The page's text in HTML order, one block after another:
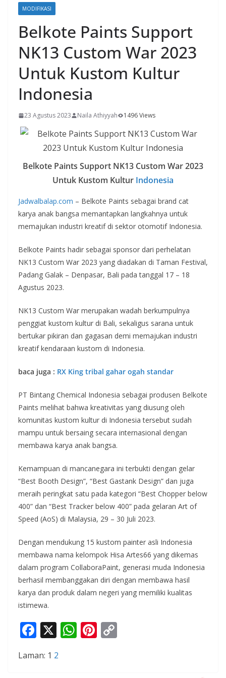
MODIFIKASI
Belkote Paints Support
NK13 Custom War 2023
Untuk Kustom Kultur
Indonesia
23 Agustus 2023 Naila Athiyyah 1496 Views
Belkote Paints Support NK13 Custom War 2023
Untuk Kustom Kultur Indonesia
Jadwalbalap.com – Belkote Paints sebagai brand cat
karya anak bangsa memantapkan langkahnya untuk
memajukan industri kreatif di sektor otomotif Indonesia.
Belkote Paints hadir sebagai sponsor dari perhelatan
NK13 Custom War 2023 yang diadakan di Taman Festival,
Padang Galak – Denpasar, Bali pada tanggal 17 – 18
Agustus 2023.
NK13 Custom War merupakan wadah berkumpulnya
penggiat kustom kultur di Bali, sekaligus sarana untuk
bertukar pikiran dan gagasan demi memajukan industri
kreatif kendaraan kustom di Indonesia.
baca juga : RX King tribal gahar ogah standar
PT Bintang Chemical Indonesia sebagai produsen Belkote
Paints melihat bahwa kreativitas yang diusung oleh
komunitas kustom kultur di Indonesia tersebut sudah
mampu untuk bersaing secara internasional dengan
membawa karya anak bangsa.
Kemampuan di mancanegara ini terbukti dengan gelar
“Best Booth Design”, “Best Gastank Design” dan juga
meraih peringkat satu pada kategori “Best Chopper below
400” dan “Best Tracker below 400” pada gelaran Art of
Speed (AoS) di Malaysia, 29 – 30 Juli 2023.
Dengan mendukung 15 kustom painter asli Indonesia
membawa nama kelompok Hisa Artes66 yang dikemas
dalam program CollaboraPaint, generasi muda Indonesia
berhasil membanggakan diri dengan membawa hasil
karya dan produk dalam negeri yang memiliki kualitas
istimewa.
F
e
X W Pi
Laman: 1 2